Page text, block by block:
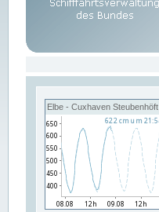
Elbe - Cuxhaven Steubenhöft